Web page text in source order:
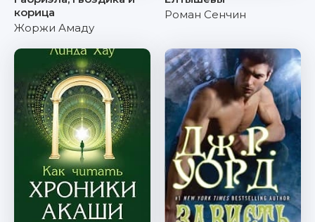
корица
Жоржи Амаду
Роман Сенчин